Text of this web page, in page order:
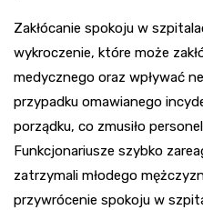
Zakłócanie spokoju w
wykroczenie, które może
medycznego oraz wpływać
przypadku omawianego
porządku, co zmusiło
Funkcjonariusze szybko
zatrzymali młodego
przywrócenie spokoju w